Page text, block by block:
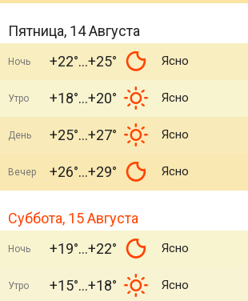
Пятница, 14 Августа
Ночь +22° +25° Ясно
Утро +18° +20° Ясно
День +25° +27° Ясно
Вечер +26° +29° Ясно
Суббота, 15 Августа
Ночь +19° +22° Ясно
Утро +15° +18° Ясно